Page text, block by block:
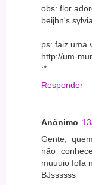
obs: flor
beijhn's
ps: faiz uma
http://um-
:*
Responder
Anônimo
Gente,
não
muuuio fofa
BJssssss